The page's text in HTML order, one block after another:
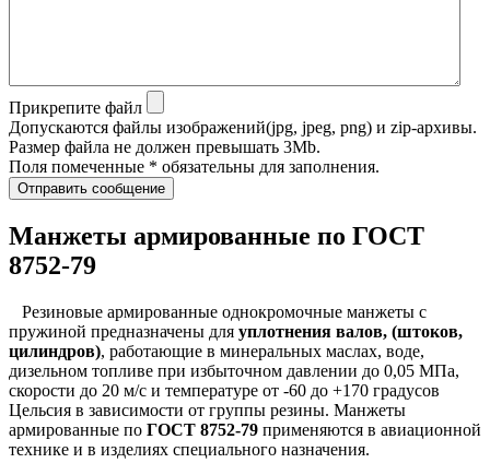
Прикрепите файл
Допускаются файлы изображений(jpg, jpeg, png) и zip-архивы.
Размер файла не должен превышать 3Mb.
Поля помеченные * обязательны для заполнения.
Отправить сообщение
Манжеты армированные по ГОСТ
8752-79
Резиновые армированные однокромочные манжеты с
пружиной предназначены для уплотнения валов, (штоков,
цилиндров), работающие в минеральных маслах, воде,
дизельном топливе при избыточном давлении до 0,05 МПа,
скорости до 20 м/с и температуре от -60 до +170 градусов
Цельсия в зависимости от группы резины. Манжеты
армированные по ГОСТ 8752-79 применяются в авиационной
технике и в изделиях специального назначения.